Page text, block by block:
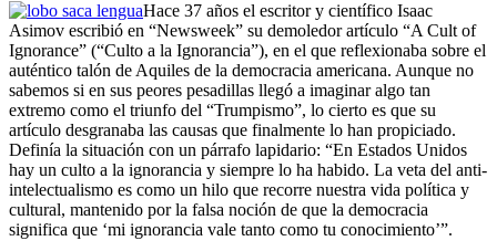
Hace 37 años el escritor y científico Isaac
Asimov escribió en “Newsweek” su demoledor artículo “A Cult of
Ignorance” (“Culto a la Ignorancia”), en el que reflexionaba sobre el
auténtico talón de Aquiles de la democracia americana. Aunque no
sabemos si en sus peores pesadillas llegó a imaginar algo tan
extremo como el triunfo del “Trumpismo”, lo cierto es que su
artículo desgranaba las causas que finalmente lo han propiciado.
Definía la situación con un párrafo lapidario: “En Estados Unidos
hay un culto a la ignorancia y siempre lo ha habido. La veta del anti-
intelectualismo es como un hilo que recorre nuestra vida política y
cultural, mantenido por la falsa noción de que la democracia
significa que ‘mi ignorancia vale tanto como tu conocimiento’”.